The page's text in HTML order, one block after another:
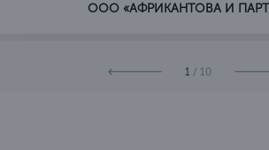
ООО «АФРИКАНТОВА И
1 / 10